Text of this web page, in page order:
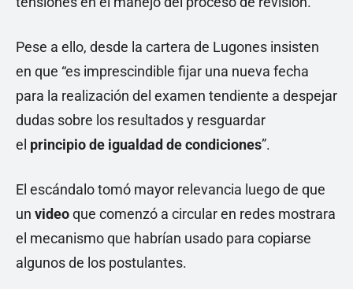
Pese a ello, desde la cartera de Lugones insisten
en que “es imprescindible fijar una nueva fecha
para la realización del examen tendiente a despejar
dudas sobre los resultados y resguardar
el principio de igualdad de condiciones”.
El escándalo tomó mayor relevancia luego de que
un videoque comenzó a circular en redes mostrara
el mecanismo que habrían usado para copiarse
algunos de los postulantes.